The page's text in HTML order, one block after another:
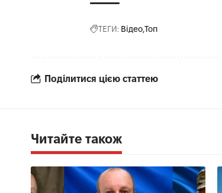
ТЕГИ: ВідеоТоп
Поділитися цією статтею
Читайте також